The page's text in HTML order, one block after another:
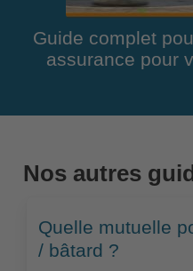
Guide complet
assurance pour
Nos autres
Quelle mutuelle
/ bâtard ?